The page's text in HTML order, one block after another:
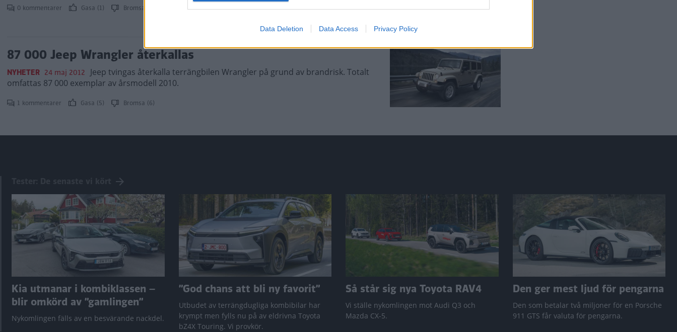
Data Deletion Data Access Privacy Policy
0 kommentarer Gasa (1) Bromsa (1)
87 000 Jeep Wrangler återkallas
NYHETER 24 maj 2012 Jeep tvingas återkalla terrängbilen Wrangler på grund av brandrisk. Totalt
omfattas 87 000 exemplar av årsmodell 2010.
1 kommentarer Gasa (5) Bromsa (6)
Kia utmanar i kombiklassen –
blir omkörd av ”gamlingen”
Nykomlingen fälls av en besvärande nackdel.
”God chans att bli ny favorit”
Utbudet av terrängdugliga kombibilar har
krympt men fylls nu på av eldrivna Toyota
bZ4X Touring. Vi provkör.
Så står sig nya Toyota RAV4
Vi ställe nykomlingen mot Audi Q3 och
Mazda CX-5.
Den ger mest ljud för pengarna
Den som betalar två miljoner för en Porsche
911 GTS får valuta för pengarna.